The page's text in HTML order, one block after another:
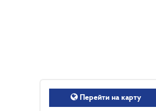
Перейти на карту